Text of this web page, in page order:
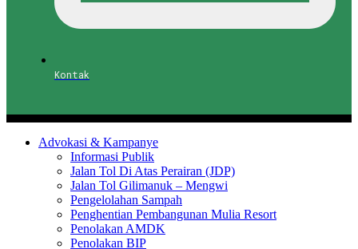
Kontak
Advokasi & Kampanye
Informasi Publik
Jalan Tol Di Atas Perairan (JDP)
Jalan Tol Gilimanuk – Mengwi
Pengelolahan Sampah
Penghentian Pembangunan Mulia Resort
Penolakan AMDK
Penolakan BIP